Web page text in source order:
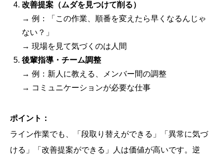
改善提案（ムダを見つけて削る）
→ 例：「この作業、順番を変えたら早くなるんじゃ
ない？」
→ 現場を見て気づくのは人間
後輩指導・チーム調整
→ 例：新人に教える、メンバー間の調整
→ コミュニケーションが必要な仕事
ポイント：
ライン作業でも、「段取り替えができる」「異常に気づ
ける」「改善提案ができる」人は価値が高いです。逆